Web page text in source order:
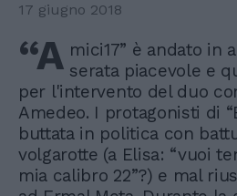
17 giugno 2018
“A mici17” è andato in
serata piacevole e
per l'intervento del duo
Amedeo. I protagonisti di
buttata in politica con
volgarotte (a Elisa: “vuoi
mia calibro 22”?) e mal